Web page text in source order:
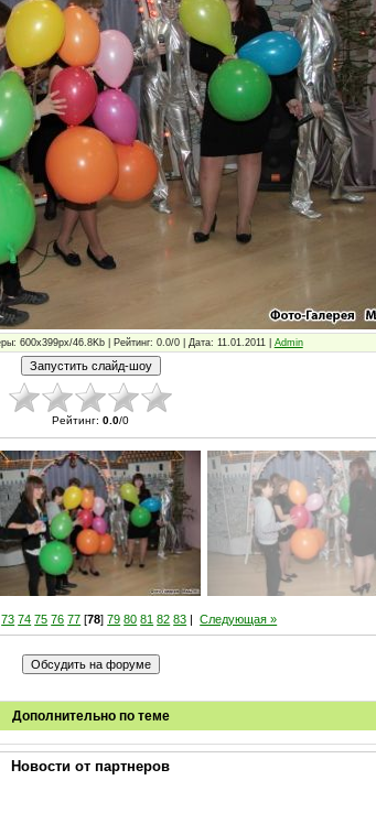
600x399px/46.8Kb | Рейтинг: 0.0/0 | Дата: 11.01.2011 | Admin
Рейтинг: 0.0/0
73 74 75 76 77 [78]79 80 81 82 83 |Следующая »
Дополнительно по теме
Новости от партнеров